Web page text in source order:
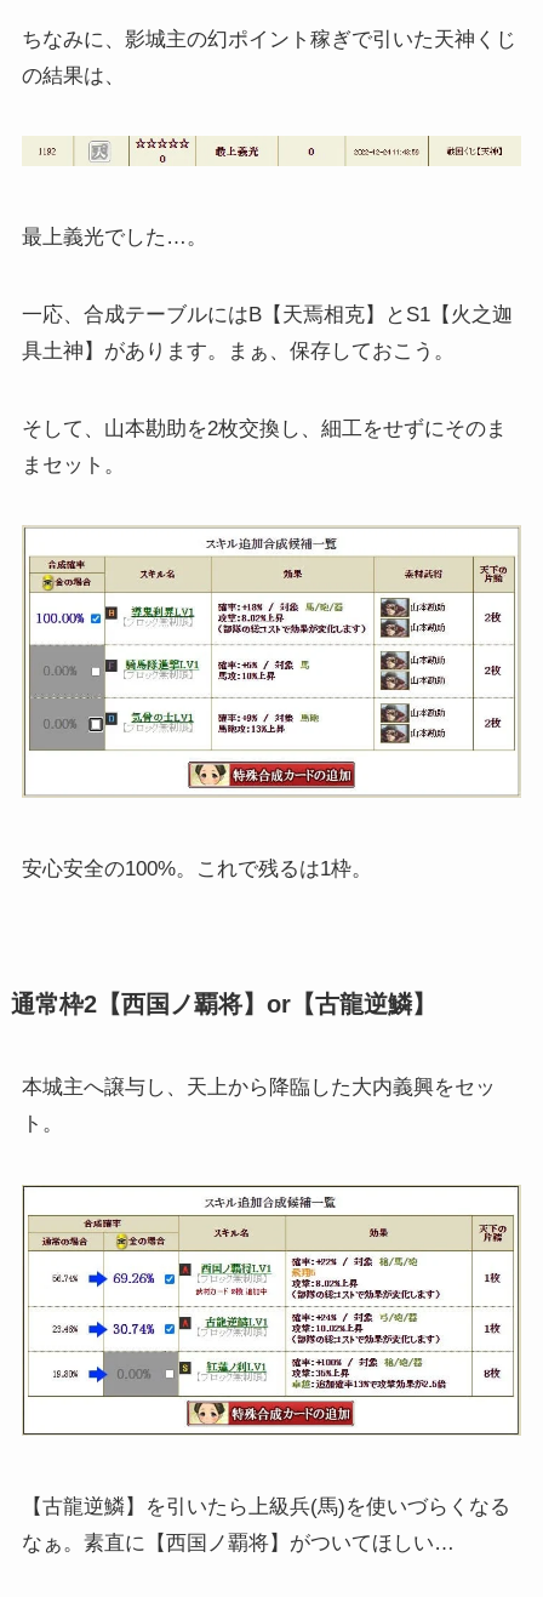
ちなみに、影城主の幻ポイント稼ぎで引いた天神くじ
の結果は、
最上義光でした…。
一応、合成テーブルにはB【天焉相克】とS1【火之迦
具土神】があります。まぁ、保存しておこう。
そして、山本勘助を2枚交換し、細工をせずにそのま
まセット。
安心安全の100%。これで残るは1枠。
通常枠2【西国ノ覇将】or【古龍逆鱗】
本城主へ譲与し、天上から降臨した大内義興をセッ
ト。
【古龍逆鱗】を引いたら上級兵(馬)を使いづらくなる
なぁ。素直に【西国ノ覇将】がついてほしい…